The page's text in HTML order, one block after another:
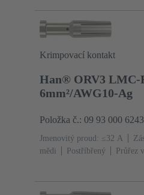
Krimpovací kontakt
Han® ORV3 LMC-
6mm²/AWG10-Ag
Položka č.: 09 93 000 6243
Jmenovitý proud: ≤32 A
mědi
Postříbřený Průřez